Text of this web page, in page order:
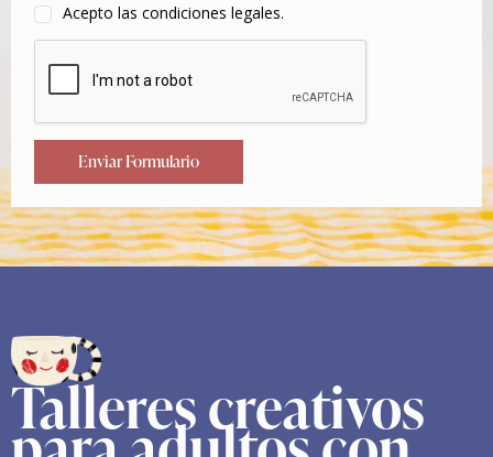
Acepto las condiciones legales.
Enviar Formulario
Talleres creativos